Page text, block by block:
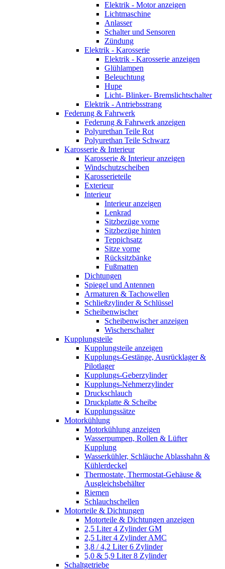
Elektrik - Motor anzeigen
Lichtmaschine
Anlasser
Schalter und Sensoren
Zündung
Elektrik - Karosserie
Elektrik - Karosserie anzeigen
Glühlampen
Beleuchtung
Hupe
Licht- Blinker- Bremslichtschalter
Elektrik - Antriebsstrang
Federung & Fahrwerk
Federung & Fahrwerk anzeigen
Polyurethan Teile Rot
Polyurethan Teile Schwarz
Karosserie & Interieur
Karosserie & Interieur anzeigen
Windschutzscheiben
Karosserieteile
Exterieur
Interieur
Interieur anzeigen
Lenkrad
Sitzbezüge vorne
Sitzbezüge hinten
Teppichsatz
Sitze vorne
Rücksitzbänke
Fußmatten
Dichtungen
Spiegel und Antennen
Armaturen & Tachowellen
Schließzylinder & Schlüssel
Scheibenwischer
Scheibenwischer anzeigen
Wischerschalter
Kupplungsteile
Kupplungsteile anzeigen
Kupplungs-Gestänge, Ausrücklager &
Pilotlager
Kupplungs-Geberzylinder
Kupplungs-Nehmerzylinder
Druckschlauch
Druckplatte & Scheibe
Kupplungssätze
Motorkühlung
Motorkühlung anzeigen
Wasserpumpen, Rollen & Lüfter
Kupplung
Wasserkühler, Schläuche Ablasshahn &
Kühlerdeckel
Thermostate, Thermostat-Gehäuse &
Ausgleichsbehälter
Riemen
Schlauchschellen
Motorteile & Dichtungen
Motorteile & Dichtungen anzeigen
2,5 Liter 4 Zylinder GM
2,5 Liter 4 Zylinder AMC
3,8 / 4,2 Liter 6 Zylinder
5,0 & 5,9 Liter 8 Zylinder
Schaltgetriebe